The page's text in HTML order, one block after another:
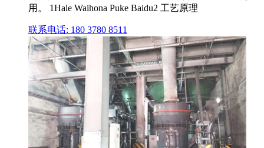
用。 1Hale Waihona Puke Baidu2 工艺原理
联系电话: 180 3780 8511